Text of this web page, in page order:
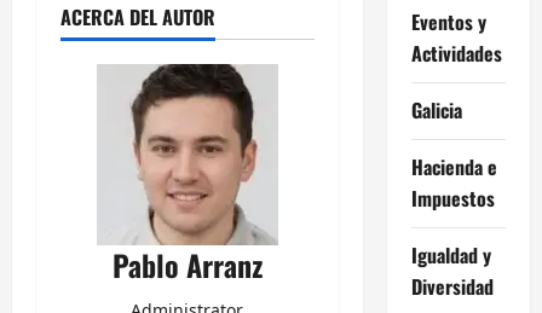
ACERCA DEL AUTOR
Pablo Arranz
Eventos y
Actividades
Galicia
Hacienda e
Impuestos
Igualdad y
Diversidad